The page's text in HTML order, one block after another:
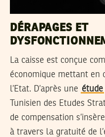
DÉRAPAGES ET
La caisse est conçue
économique mettant
l’Etat. D’après une étude
Tunisien des Etudes
de compensation
à travers la gratuité de